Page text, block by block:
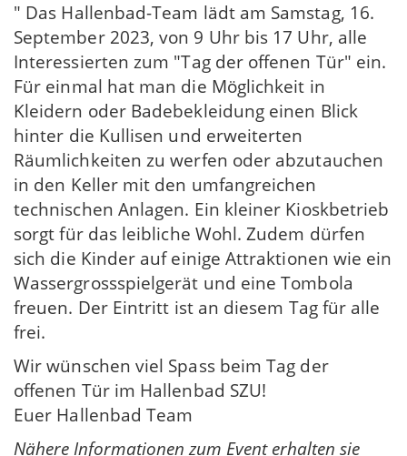
" Das Hallenbad-Team lädt am Samstag, 16.
September 2023, von 9 Uhr bis 17 Uhr, alle
Interessierten zum "Tag der offenen Tür" ein.
Für einmal hat man die Möglichkeit in
Kleidern oder Badebekleidung einen Blick
hinter die Kullisen und erweiterten
Räumlichkeiten zu werfen oder abzutauchen
in den Keller mit den umfangreichen
technischen Anlagen. Ein kleiner Kioskbetrieb
sorgt für das leibliche Wohl. Zudem dürfen
sich die Kinder auf einige Attraktionen wie ein
Wassergrossspielgerät und eine Tombola
freuen. Der Eintritt ist an diesem Tag für alle
frei.
Wir wünschen viel Spass beim Tag der
offenen Tür im Hallenbad SZU!
Euer Hallenbad Team
Nähere Informationen zum Event erhalten sie